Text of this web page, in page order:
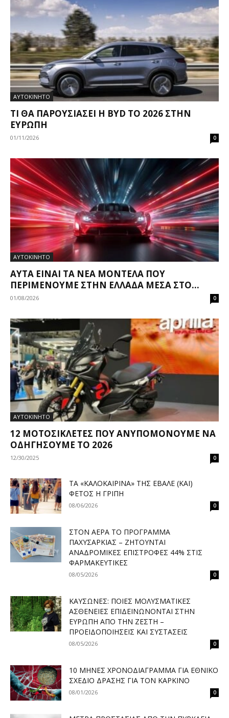
ΑΥΤΟΚΙΝΗΤΟ
ΤΙ ΘΑ ΠΑΡΟΥΣΙΆΣΕΙ Η BYD ΤΟ 2026 ΣΤΗΝ
ΕΥΡΏΠΗ
01/11/2026 0
ΑΥΤΟΚΙΝΗΤΟ
ΑΥΤΆ ΕΊΝΑΙ ΤΑ ΝΈΑ ΜΟΝΤΈΛΑ ΠΟΥ
ΠΕΡΙΜΈΝΟΥΜΕ ΣΤΗΝ ΕΛΛΆΔΑ ΜΈΣΑ ΣΤΟ...
01/08/2026 0
ΑΥΤΟΚΙΝΗΤΟ
12 ΜΟΤΟΣΙΚΛΈΤΕΣ ΠΟΥ ΑΝΥΠΟΜΟΝΟΎΜΕ ΝΑ
ΟΔΗΓΉΣΟΥΜΕ ΤΟ 2026
12/30/2025 0
ΤΑ «ΚΑΛΟΚΑΙΡΙΝΆ» ΤΗΣ ΈΒΑΛΕ (ΚΑΙ)
ΦΈΤΟΣ Η ΓΡΊΠΗ
08/06/2026 0
ΣΤΟΝ ΑΈΡΑ ΤΟ ΠΡΌΓΡΑΜΜΑ
ΠΑΧΥΣΑΡΚΊΑΣ – ΖΗΤΟΎΝΤΑΙ
ΑΝΑΔΡΟΜΙΚΈΣ ΕΠΙΣΤΡΟΦΈΣ 44% ΣΤΙΣ
ΦΑΡΜΑΚΕΥΤΙΚΈΣ
08/05/2026 0
ΚΑΎΣΩΝΕΣ: ΠΟΙΕΣ ΜΟΛΥΣΜΑΤΙΚΈΣ
ΑΣΘΈΝΕΙΕΣ ΕΠΙΔΕΙΝΏΝΟΝΤΑΙ ΣΤΗΝ
ΕΥΡΏΠΗ ΑΠΌ ΤΗΝ ΖΈΣΤΗ –
ΠΡΟΕΙΔΟΠΟΙΉΣΕΙΣ ΚΑΙ ΣΥΣΤΆΣΕΙΣ
08/05/2026 0
10 ΜΉΝΕΣ ΧΡΟΝΟΔΙΆΓΡΑΜΜΑ ΓΙΑ ΕΘΝΙΚΌ
ΣΧΈΔΙΟ ΔΡΆΣΗΣ ΓΙΑ ΤΟΝ ΚΑΡΚΊΝΟ
08/01/2026 0